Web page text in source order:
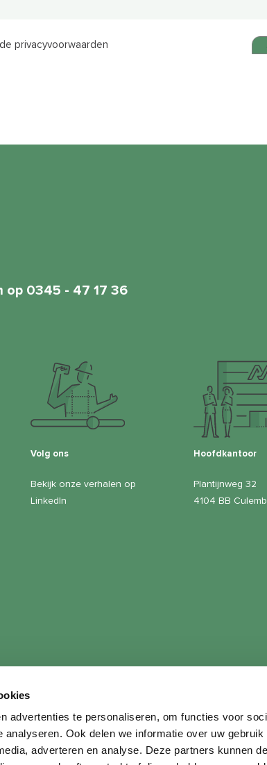
advertenties te personaliseren, om functies voor
analyseren. Ook delen we informatie over uw gebruik
adverteren en analyse. Deze partners kunnen
privacyvoorwaarden
op 0345 - 47 17 36
Volg ons
Bekijk onze verhalen op
LinkedIn
Hoofdkantoor
Plantijnweg 32
4104 BB
Klachtenprocedure | Klacht melden